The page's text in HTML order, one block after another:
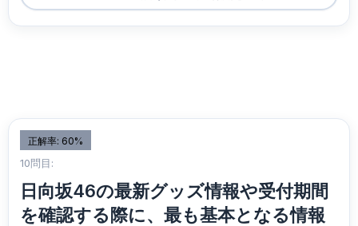
正解率: 60%
10問目:
日向坂46の最新グッズ情報や受付期間
を確認する際に、最も基本となる情報